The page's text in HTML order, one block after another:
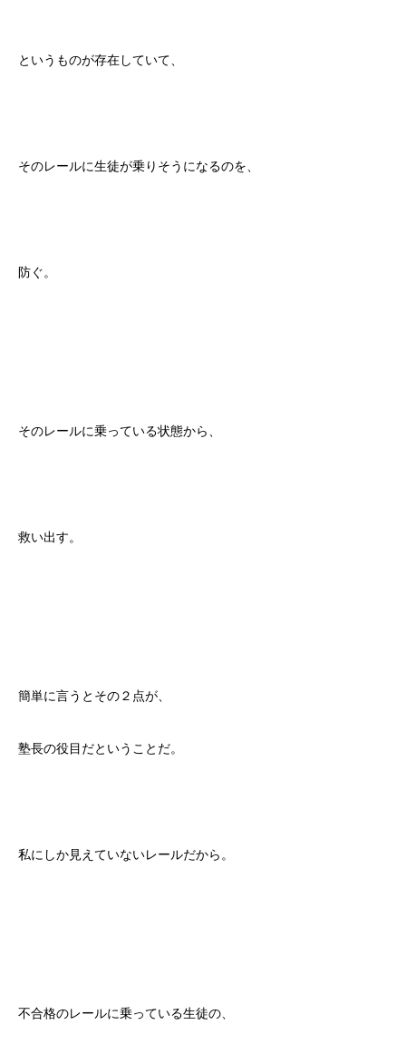
というものが存在していて、
そのレールに生徒が乗りそうになるのを、
防ぐ。
そのレールに乗っている状態から、
救い出す。
簡単に言うとその２点が、
塾長の役目だということだ。
私にしか見えていないレールだから。
不合格のレールに乗っている生徒の、